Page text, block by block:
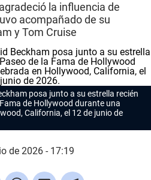
la influencia de
acompañado de su
y Tom Cruise
posa junto a su estrella recién
de Hollywood durante una
California, el 12 de junio de
de 2026 - 17:19